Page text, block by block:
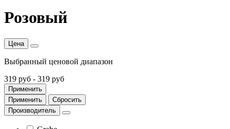
Розовый
Цена
Выбранный ценовой диапазон
319 руб - 319 руб
Применить
Применить
Сбросить
Производитель